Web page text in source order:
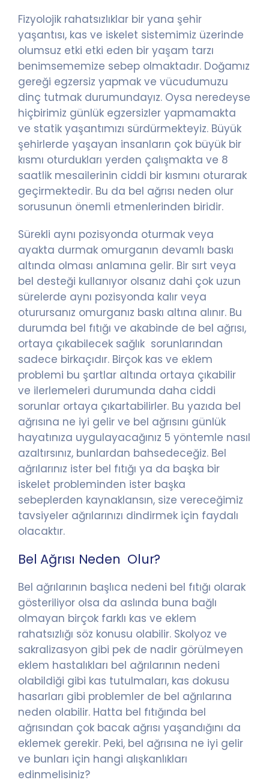
Fizyolojik rahatsızlıklar bir yana şehir
yaşantısı, kas ve iskelet sistemimiz üzerinde
olumsuz etki etki eden bir yaşam tarzı
benimsememize sebep olmaktadır. Doğamız
gereği egzersiz yapmak ve vücudumuzu
dinç tutmak durumundayız. Oysa neredeyse
hiçbirimiz günlük egzersizler yapmamakta
ve statik yaşantımızı sürdürmekteyiz. Büyük
şehirlerde yaşayan insanların çok büyük bir
kısmı oturdukları yerden çalışmakta ve 8
saatlik mesailerinin ciddi bir kısmını oturarak
geçirmektedir. Bu da bel ağrısı neden olur
sorusunun önemli etmenlerinden biridir.
Sürekli aynı pozisyonda oturmak veya
ayakta durmak omurganın devamlı baskı
altında olması anlamına gelir. Bir sırt veya
bel desteği kullanıyor olsanız dahi çok uzun
sürelerde aynı pozisyonda kalır veya
oturursanız omurganız baskı altına alınır. Bu
durumda bel fıtığı ve akabinde de bel ağrısı,
ortaya çıkabilecek sağlık sorunlarından
sadece birkaçıdır. Birçok kas ve eklem
problemi bu şartlar altında ortaya çıkabilir
ve ilerlemeleri durumunda daha ciddi
sorunlar ortaya çıkartabilirler. Bu yazıda bel
ağrısına ne iyi gelir ve bel ağrısını günlük
hayatınıza uygulayacağınız 5 yöntemle nasıl
azaltırsınız, bunlardan bahsedeceğiz. Bel
ağrılarınız ister bel fıtığı ya da başka bir
iskelet probleminden ister başka
sebeplerden kaynaklansın, size vereceğimiz
tavsiyeler ağrılarınızı dindirmek için faydalı
olacaktır.
Bel Ağrısı Neden Olur?
Bel ağrılarının başlıca nedeni bel fıtığı olarak
gösteriliyor olsa da aslında buna bağlı
olmayan birçok farklı kas ve eklem
rahatsızlığı söz konusu olabilir. Skolyoz ve
sakralizasyon gibi pek de nadir görülmeyen
eklem hastalıkları bel ağrılarının nedeni
olabildiği gibi kas tutulmaları, kas dokusu
hasarları gibi problemler de bel ağrılarına
neden olabilir. Hatta bel fıtığında bel
ağrısından çok bacak ağrısı yaşandığını da
eklemek gerekir. Peki, bel ağrısına ne iyi gelir
ve bunları için hangi alışkanlıkları
edinmelisiniz?